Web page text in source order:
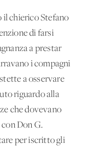
il chierico Stefano
di farsi
a prestar
i compagni
a osservare
riguardo alla
che dovevano
Don G.
per iscritto gli